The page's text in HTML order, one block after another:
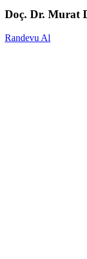
Doç. Dr. Murat
Randevu Al